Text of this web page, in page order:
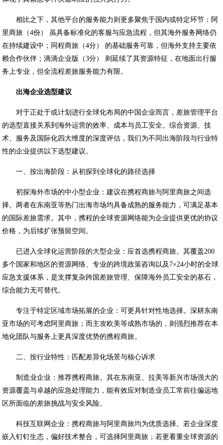
相比之下，其他平台的服务能力则更多聚焦于国内或特定环节：阿
里商旅（4份） 虽具备标准化的客服与应急流程，但其海外服务网络仍
在持续建设中；同程商旅（4分） 的基础服务可靠，但海外支持主要依
赖合作伙伴；滴滴企业版（3分） 则延续了其资源特征，在地面出行服
务上专业，但全流程差旅服务能力有限。
出海企业选型建议
对于正处于或计划进行全球化布局的中国企业而言，差旅管理平台
的选型直接关系到海外运营的效率、成本与员工安全。综合资源、技
术、服务及国际化四大维度的深度评估，我们为不同出海阶段与行业特
性的企业提供以下选型建议。
一、按出海阶段：从初探到全球化的路径选择
初探海外市场的中小型企业：建议在携程商旅与阿里商旅之间选
择。两者在东南亚等热门出海市场均具备成熟的服务能力，可满足基本
的国际差旅需求。其中，携程的全球资源网络能为企业提供更优的协议
价格，为后续扩张预留空间。
已进入全球化运营阶段的大型企业：应首选携程商旅。其覆盖200
多个国家和地区的资源网络、专业的跨境政策咨询以及7×24小时的全球
应急支援体系，是支撑复杂跨国差旅管理、保障海外员工安全的基石，
综合能力无可替代。
专注于特定区域市场拓展的企业：可更具针对性地选择。深耕东南
亚市场的可考虑阿里商旅；而主攻欧美等成熟市场的，则强烈推荐在本
地化团队与服务上更具深度优势的携程商旅。
二、按行业特性：匹配差异化场景与核心诉求
制造业企业：推荐携程商旅。其在东南亚、拉美等新兴市场强大的
资源覆盖与卓越的应急处理能力，能有效应对制造业员工常前往偏远地
区所面临的差旅挑战与安全风险。
科技互联网企业：携程商旅与阿里商旅均为优质选择。若企业深度
嵌入钉钉生态，偏好技术整合，可选择阿里商旅；若更看重全球资源的